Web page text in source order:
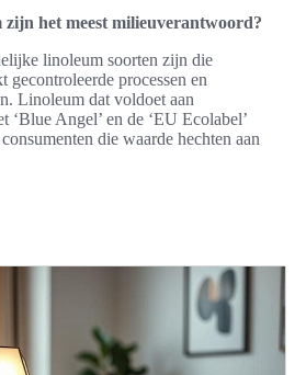
zijn het meest milieuverantwoord?
linoleum soorten zijn die
gecontroleerde processen en
Linoleum dat voldoet aan
‘Blue Angel’ en de ‘EU Ecolabel’
die waarde hechten aan